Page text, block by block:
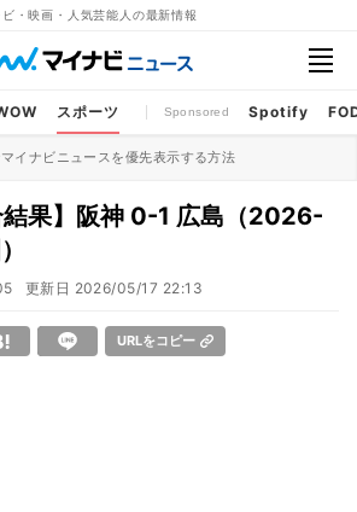
ビ・映画・人気芸能人の最新情報
スポーツ Sponsored Spotify
イナビニュースを優先表示する方法
結果】阪神 0-1 広島（2026-
更新日 2026/05/17 22:13
URLをコピー